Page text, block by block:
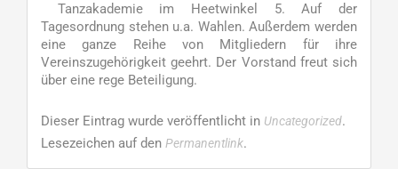
Tanzakademie im Heetwinkel 5. Auf der
Tagesordnung stehen u.a. Wahlen. Außerdem werden
eine ganze Reihe von Mitgliedern für ihre
Vereinszugehörigkeit geehrt. Der Vorstand freut sich
über eine rege Beteiligung.
Dieser Eintrag wurde veröffentlicht in Uncategorized.
Lesezeichen auf den Permanentlink.